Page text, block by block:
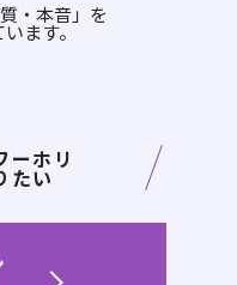
・本音」を
ます。
ーホリ
たい